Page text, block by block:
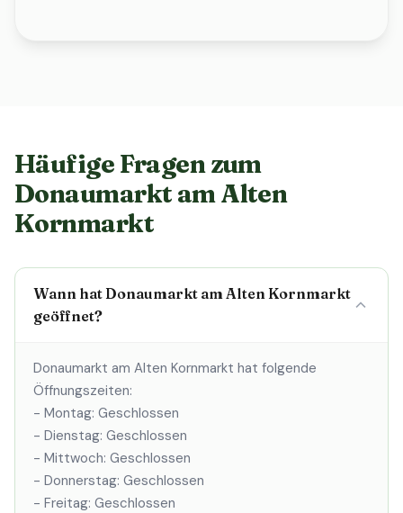
Häufige Fragen zum
Donaumarkt am Alten
Kornmarkt
Wann hat Donaumarkt am Alten Kornmarkt
geöffnet?
Donaumarkt am Alten Kornmarkt hat folgende
Öffnungszeiten:
- Montag: Geschlossen
- Dienstag: Geschlossen
- Mittwoch: Geschlossen
- Donnerstag: Geschlossen
- Freitag: Geschlossen